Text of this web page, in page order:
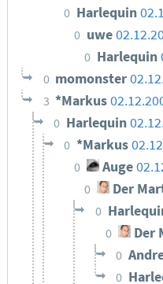
0 Harlequin
0 uwe
0 Harlequin
0 momonster
3 *Markus
0 Harlequin
0 *Markus
0 Auge
0 Der
0
0 Der
0
0